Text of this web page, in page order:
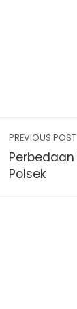
PREVIOUS POST
Polsek